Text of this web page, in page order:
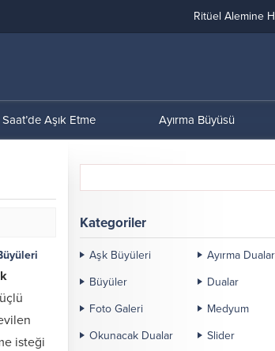
Ritüel Alemine
Aşık Etme Ayırma Büyüsü
isteği
Kategoriler
Aşk Büyüleri
Ayırma
Büyüler
Dualar
Foto Galeri
Medyum
Okunacak Dualar
Slider